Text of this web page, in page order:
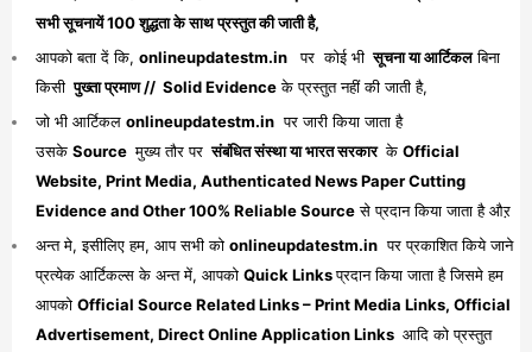
सभी सूचनायें 100 शुद्धता के साथ प्रस्तुत की जाती है,
आपको बता दें कि, onlineupdatestm.in पर कोई भी सूचना या आर्टिकलबिना
किसी पुख्ता प्रमाण // Solid Evidenceके प्रस्तुत नहीं की जाती है,
जो भी आर्टिकल onlineupdatestm.in पर जारी किया जाता है
उसके Source मुख्य तौर पर संबंधित संस्था या भारत सरकार के Official
Website, Print Media, Authenticated News Paper Cutting
Evidence and Other 100% Reliable Sourceसे प्रदान किया जाता है औऱ
अन्त मे, इसीलिए हम, आप सभी को onlineupdatestm.in पर प्रकाशित किये जाने
प्रत्येक आर्टिकल्स के अन्त में, आपको Quick Linksप्रदान किया जाता है जिसमे हम
आपको Official Source Related Links – Print Media Links, Official
Advertisement, Direct Online Application Links आदि को प्रस्तुत